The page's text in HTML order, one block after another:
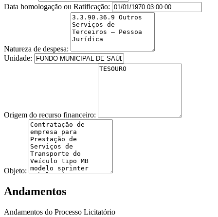
Data homologação ou Ratificação:
Natureza de despesa:
Unidade:
Origem do recurso financeiro:
Objeto:
Andamentos
Andamentos do Processo Licitatório